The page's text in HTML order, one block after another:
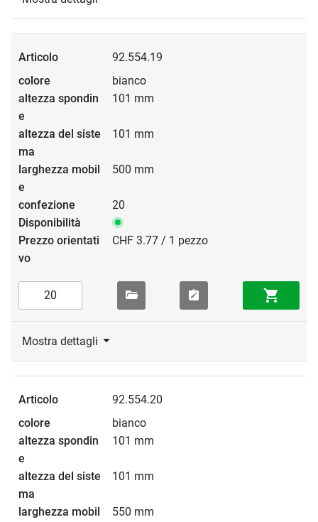
92.554.19
bianco
101 mm
101 mm
500 mm
20
CHF 3.77 / 1 pezzo
Mostra dettagli
92.554.20
bianco
101 mm
101 mm
550 mm